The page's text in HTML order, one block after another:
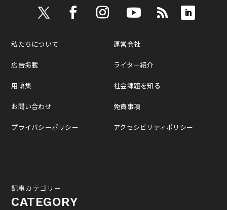
私たちについて
広告掲載
用語集
お問い合わせ
プライバシーポリシー
運営会社
ライター紹介
社会課題を知る
免責事項
アクセシビリティポリシー
記事カテゴリー
CATEGORY